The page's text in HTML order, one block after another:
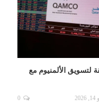
لتسويق الألمنيوم مع
0